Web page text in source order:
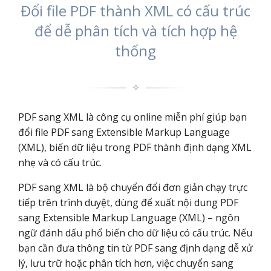
Đổi file PDF thành XML có cấu trúc
để dễ phân tích và tích hợp hệ
thống
✧
PDF sang XML là công cụ online miễn phí giúp bạn
đổi file PDF sang Extensible Markup Language
(XML), biến dữ liệu trong PDF thành định dạng XML
nhẹ và có cấu trúc.
PDF sang XML là bộ chuyển đổi đơn giản chạy trực
tiếp trên trình duyệt, dùng để xuất nội dung PDF
sang Extensible Markup Language (XML) – ngôn
ngữ đánh dấu phổ biến cho dữ liệu có cấu trúc. Nếu
bạn cần đưa thông tin từ PDF sang định dạng dễ xử
lý, lưu trữ hoặc phân tích hơn, việc chuyển sang